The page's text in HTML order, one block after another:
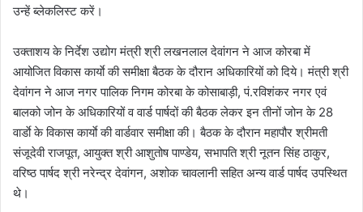
उन्हें ब्लेकलिस्ट करें।
उक्ताशय के निर्देश उद्योग मंत्री श्री लखनलाल देवांगन ने आज कोरबा में
आयोजित विकास कार्याे की समीक्षा बैठक के दौरान अधिकारियों को दिये। मंत्री श्री
देवांगन ने आज नगर पालिक निगम कोरबा के कोसाबाड़ी, पं.रविशंकर नगर एवं
बालको जोन के अधिकारियों व वार्ड पार्षदों की बैठक लेकर इन तीनों जोन के 28
वार्डाे के विकास कार्याे की वार्डवार समीक्षा की। बैठक के दौरान महापौर श्रीमती
संजूदेवी राजपूत, आयुक्त श्री आशुतोष पाण्डेय, सभापति श्री नूतन सिंह ठाकुर,
वरिष्ठ पार्षद श्री नरेन्द्र देवांगन, अशोक चावलानी सहित अन्य वार्ड पार्षद उपस्थित
थे।